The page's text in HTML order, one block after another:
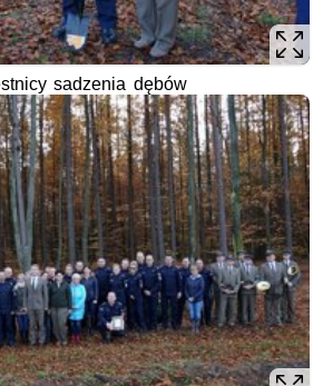
sadzenia dębów